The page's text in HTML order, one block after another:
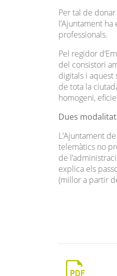
Per tal de
l’Ajuntament
professionals.
Pel regidor
del consistori
digitals i aquest
de tota la
homogeni,
Dues
L’Ajuntament
telemàtics no
de
explica els
(millor a partir